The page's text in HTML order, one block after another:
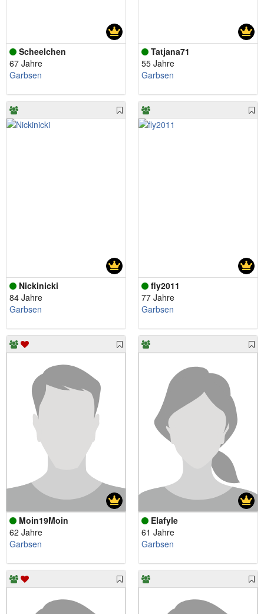
Scheelchen
67 Jahre
Garbsen
Tatjana71
55 Jahre
Garbsen
Nickinicki
84 Jahre
Garbsen
fly2011
77 Jahre
Garbsen
Moin19Moin
62 Jahre
Garbsen
Elafyle
61 Jahre
Garbsen